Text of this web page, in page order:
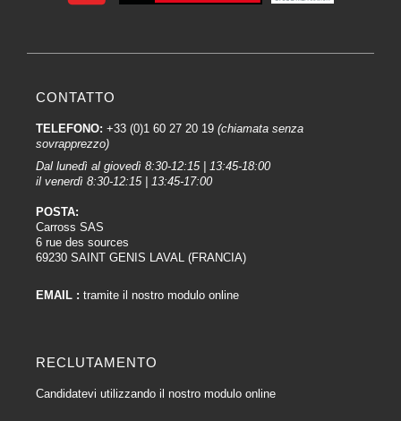
CONTATTO
TELEFONO: +33 (0)1 60 27 20 19 (chiamata senza
sovrapprezzo)
Dal lunedì al giovedì 8:30-12:15 | 13:45-18:00
il venerdì 8:30-12:15 | 13:45-17:00
POSTA:
Carross SAS
6 rue des sources
69230 SAINT GENIS LAVAL (FRANCIA)
EMAIL : tramite il nostro modulo online
RECLUTAMENTO
Candidatevi utilizzando il nostro modulo online